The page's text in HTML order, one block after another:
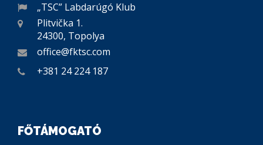
„TSC” Labdarúgó Klub
Plitvička 1.
24300, Topolya
office@fktsc.com
+381 24 224 187
FŐTÁMOGATÓ